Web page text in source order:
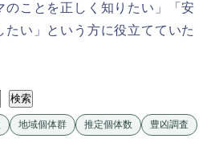
のことを正しく知りたい」「安
たい」という方に役立てていた
検索
地域個体群 推定個体数
豊凶調査